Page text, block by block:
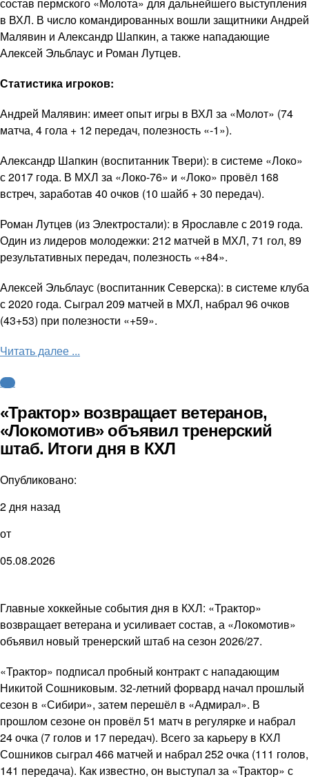
состав пермского «Молота» для дальнейшего выступления
в ВХЛ. В число командированных вошли защитники Андрей
Малявин и Александр Шапкин, а также нападающие
Алексей Эльблаус и Роман Лутцев.
Статистика игроков:
Андрей Малявин: имеет опыт игры в ВХЛ за «Молот» (74
матча, 4 гола + 12 передач, полезность «-1»).
Александр Шапкин (воспитанник Твери): в системе «Локо»
с 2017 года. В МХЛ за «Локо-76» и «Локо» провёл 168
встреч, заработав 40 очков (10 шайб + 30 передач).
Роман Лутцев (из Электростали): в Ярославле с 2019 года.
Один из лидеров молодежки: 212 матчей в МХЛ, 71 гол, 89
результативных передач, полезность «+84».
Алексей Эльблаус (воспитанник Северска): в системе клуба
с 2020 года. Сыграл 209 матчей в МХЛ, набрал 96 очков
(43+53) при полезности «+59».
Читать далее ...
КХЛ
«Трактор» возвращает ветеранов,
«Локомотив» объявил тренерский
штаб. Итоги дня в КХЛ
Опубликовано:
2 дня назад
от
05.08.2026
Главные хоккейные события дня в КХЛ: «Трактор»
возвращает ветерана и усиливает состав, а «Локомотив»
объявил новый тренерский штаб на сезон 2026/27.
«Трактор» подписал пробный контракт с нападающим
Никитой Сошниковым. 32-летний форвард начал прошлый
сезон в «Сибири», затем перешёл в «Адмирал». В
прошлом сезоне он провёл 51 матч в регулярке и набрал
24 очка (7 голов и 17 передач). Всего за карьеру в КХЛ
Сошников сыграл 466 матчей и набрал 252 очка (111 голов,
141 передача). Как известно, он выступал за «Трактор» с